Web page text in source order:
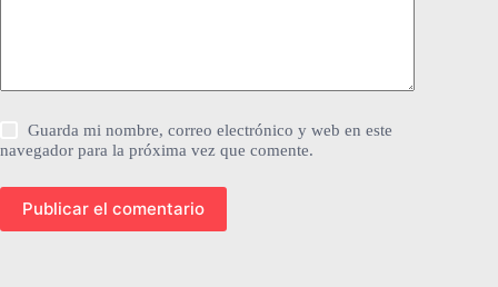
Guarda mi nombre, correo electrónico y web en este
navegador para la próxima vez que comente.
Publicar el comentario